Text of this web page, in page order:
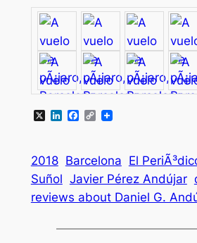
X LinkedIn
Facebook
Copy
2018 Barcelona El
Suñol Javier Pérez Andújar
reviews about Daniel G.